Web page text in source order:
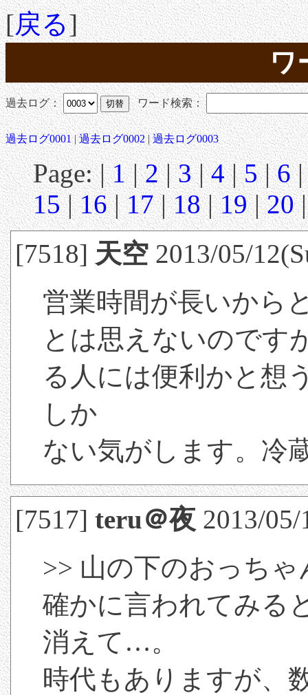
[戻る]
ワ
過去ログ： ワード検索：
過去ログ0001|過去ログ0002|過去ログ0003
Page: |1|2|3|4|5|6
15|16|17|18|19|20
[7518] 天空 2013/05/
営業時間が長いから
とは思えないのです
る人には便利かと想
しか
ない気がします。冷
[7517]teru＠夜 2013/05/
>> 山の下のおっちゃ
確かに言われてみる
消えて…。
時代もありますが、